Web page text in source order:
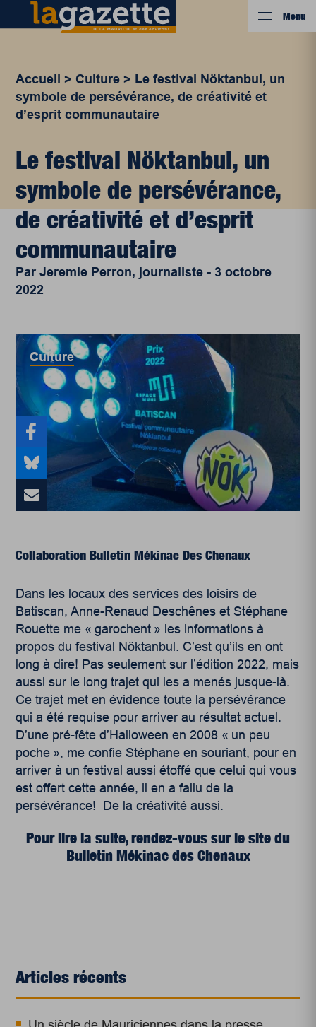
Menu
Accueil > Culture > Le festival Nöktanbul, un
symbole de persévérance, de créativité et
d’esprit communautaire
Le festival Nöktanbul, un
symbole de persévérance,
de créativité et d’esprit
communautaire
ParJeremie Perron, journaliste -3 octobre
2022
Culture
Collaboration Bulletin Mékinac Des Chenaux
Dans les locaux des services des loisirs de
Batiscan, Anne-Renaud Deschênes et Stéphane
Rouette me « garochent » les informations à
propos du festival Nöktanbul. C’est qu’ils en ont
long à dire! Pas seulement sur l’édition 2022, mais
aussi sur le long trajet qui les a menés jusque-là.
Ce trajet met en évidence toute la persévérance
qui a été requise pour arriver au résultat actuel.
D’une pré-fête d’Halloween en 2008 « un peu
poche », me confie Stéphane en souriant, pour en
arriver à un festival aussi étoffé que celui qui vous
est offert cette année, il en a fallu de la
persévérance! De la créativité aussi.
Pour lire la suite, rendez-vous sur le site du
Bulletin Mékinac des Chenaux
Articles récents